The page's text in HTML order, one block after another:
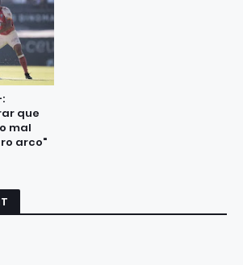
que
mal
arco"